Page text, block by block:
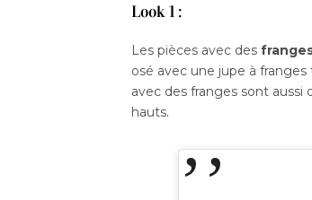
Look 1 :
Les pièces avec des
osé avec une jupe à
avec des franges sont aussi
hauts.